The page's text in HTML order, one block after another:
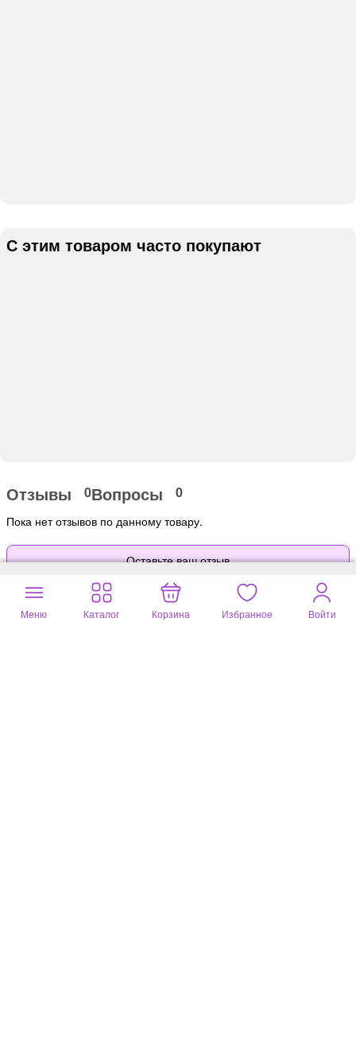
С этим товаром часто покупают
Отзывы 0Вопросы 0
Пока нет отзывов по данному товару.
Оставьте ваш отзыв
Почитайте15056 отзывовна другие
Меню Каталог Корзина Избранное Войти